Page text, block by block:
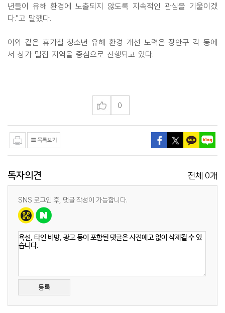
년들이 유해 환경에 노출되지 않도록 지속적인 관심을 기울이겠
다."고 말했다.
이와 같은 휴가철 청소년 유해 환경 개선 노력은 장안구 각 동에
서 상가 밀집 지역을 중심으로 진행되고 있다.
0
독자의견 전체 0개
SNS 로그인 후, 댓글 작성이 가능합니다.
등록